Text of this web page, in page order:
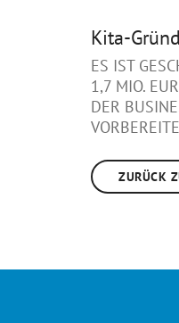
Kita-
ES IST
1,7 MIO.
DER
ZURÜCK